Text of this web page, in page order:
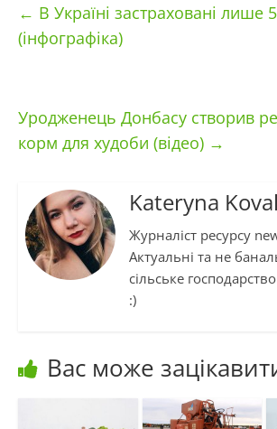
← В Україні застраховані лише
(інфографіка)
Уродженець Донбасу створив
корм для худоби (відео) →
Kateryna
Журналіст ресурсу
Актуальні та не
сільське
:)
Вас може